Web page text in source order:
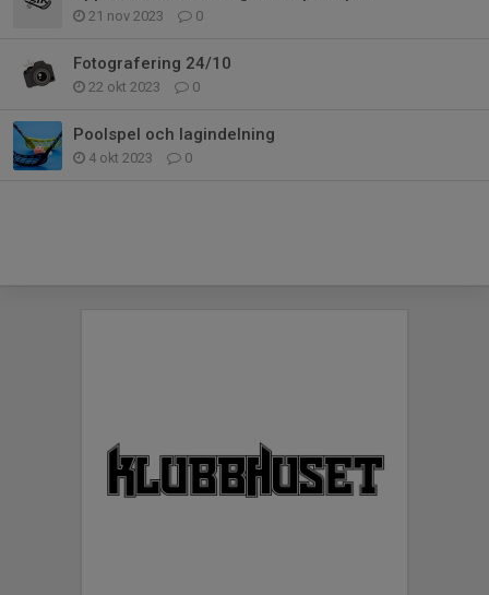
21 nov 2023 0
Fotografering 24/10
22 okt 2023 0
Poolspel och lagindelning
4 okt 2023 0